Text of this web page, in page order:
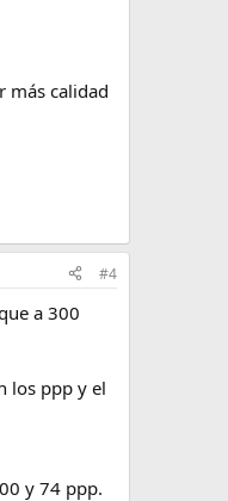
más calidad
#4
a 300
los ppp y el
y 74 ppp.